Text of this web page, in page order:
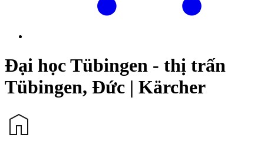
Đại học Tübingen - thị trấn
Tübingen, Đức | Kärcher